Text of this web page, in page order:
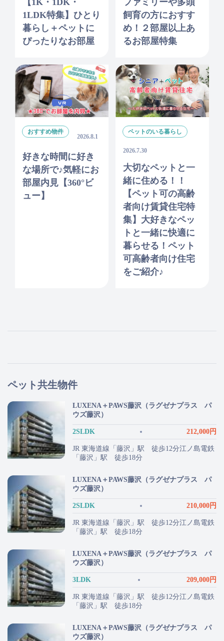
1LDK特集】ひとり
暮らし＋ペットに
ぴったりなお部屋
飼育の方におすす
め！２部屋以上あ
るお部屋特集
おすすめ物件
2026.8.1
好きな時間に好き
な場所で♪気軽にお
部屋内見【360°ビ
ュー】
ペットのいる暮らし
2026.7.30
大切なペットと一
緒に住める！！
【ペット可の高齢
者向け賃貸住宅特
集】大好きなペッ
トと一緒に快適に
暮らせる！ペット
可高齢者向け住宅
をご紹介♪
ペット共生物件
LUXENA＋PAWS藤沢（ラグゼナプラス パ
ウズ藤沢）
2SLDK 212,000円
JR 東海道線「藤沢」駅 徒歩12分江ノ島電鉄
「藤沢」駅 徒歩18分
LUXENA＋PAWS藤沢（ラグゼナプラス パ
ウズ藤沢）
2SLDK 210,000円
JR 東海道線「藤沢」駅 徒歩12分江ノ島電鉄
「藤沢」駅 徒歩18分
LUXENA＋PAWS藤沢（ラグゼナプラス パ
ウズ藤沢）
3LDK 209,000円
JR 東海道線「藤沢」駅 徒歩12分江ノ島電鉄
「藤沢」駅 徒歩18分
LUXENA＋PAWS藤沢（ラグゼナプラス パ
ウズ藤沢）